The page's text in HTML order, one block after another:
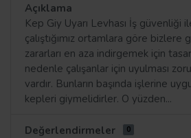
Açıklama
Kep Giy Uyarı Levhası İş güvenliği
çalıştığımız ortamlara göre bizlere
zararları en aza indirgemek için
nedenle çalışanlar için uyulması
vardır. Bunların başında işlerine
kepleri giymelidirler. O yüzden...
Değerlendirmeler 0